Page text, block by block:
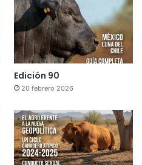
Edición 90
20 febrero 2026